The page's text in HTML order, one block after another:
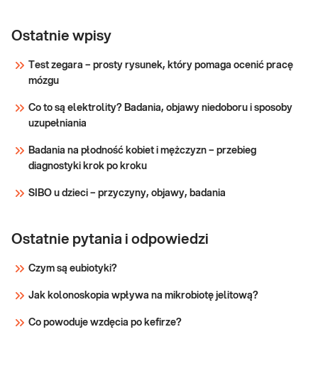
każdego
z
konsultacją
Zestaw badań w pakiecie MAXIMUM pozwala
organizmu (tzw. homeostazy organizmu), a w
identyfikują nasilenie procesu chorobowego
Ostatnie wpisy
Test zegara – prosty rysunek, który pomaga ocenić pracę
mózgu
Co to są elektrolity? Badania, objawy niedoboru i sposoby
uzupełniania
Badania na płodność kobiet i mężczyzn – przebieg
diagnostyki krok po kroku
SIBO u dzieci – przyczyny, objawy, badania
Ostatnie pytania i odpowiedzi
Czym są eubiotyki?
Jak kolonoskopia wpływa na mikrobiotę jelitową?
Co powoduje wzdęcia po kefirze?